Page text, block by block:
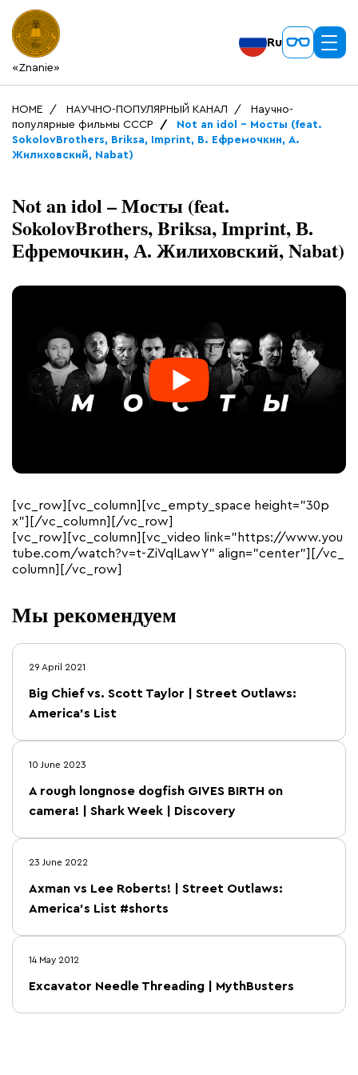
«Znanie»
Ru
HOME НАУЧНО-ПОПУЛЯРНЫЙ КАНАЛ
Научно-
популярные фильмы СССР
Not an idol – Мосты (feat.
SokolovBrothers, Briksa, Imprint, В. Ефремочкин, А.
Жилиховский, Nabat)
Not an idol – Мосты (feat.
SokolovBrothers, Briksa, Imprint, В.
Ефремочкин, А. Жилиховский, Nabat)
[vc_row][vc_column][vc_empty_space height=”30p
x”][/vc_column][/vc_row]
[vc_row][vc_column][vc_video link=”https://www.you
tube.com/watch?v=t-ZiVqlLawY” align=”center”][/vc_
column][/vc_row]
Мы рекомендуем
29 April 2021
Big Chief vs. Scott Taylor | Street Outlaws:
America's List
10 June 2023
A rough longnose dogfish GIVES BIRTH on
camera! | Shark Week | Discovery
23 June 2022
Axman vs Lee Roberts! | Street Outlaws:
America’s List #shorts
14 May 2012
Excavator Needle Threading | MythBusters